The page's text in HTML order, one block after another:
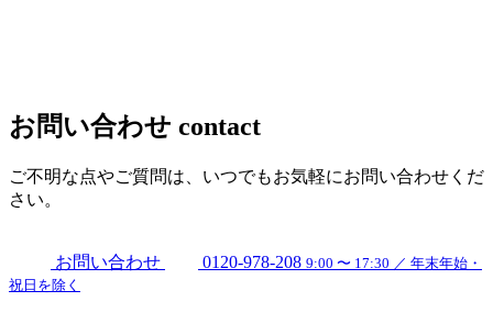
お問い合わせ contact
ご不明な点やご質問は、いつでもお気軽にお問い合わせくだ
さい。
お問い合わせ 0120-978-208 9:00 〜 17:30 ／ 年末年始・
祝日を除く